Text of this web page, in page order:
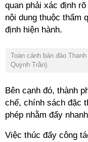
quan phải xác định
nội dung thuộc thẩm
định hiện hành.
Toàn cảnh bán đảo
Quỳnh Trần).
Bên cạnh đó, thành
chế, chính sách đặc
phép nhằm đẩy
Việc thúc đẩy công